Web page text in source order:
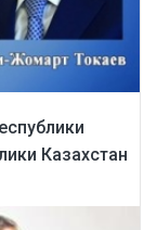
Казахстан